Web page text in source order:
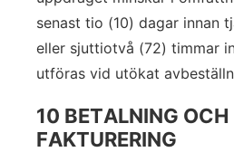
senast tio (10) dagar innan
eller sjuttiotvå (72) timmar
utföras vid utökat
10 BETALNING OCH
FAKTURERING